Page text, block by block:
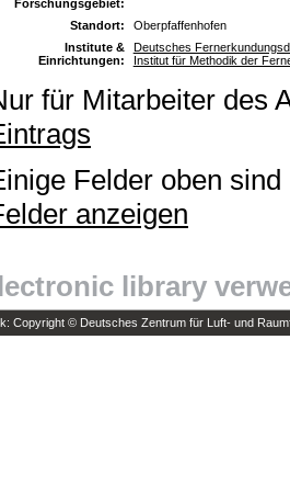
Forschungsgebiet:
Standort:
Oberpfaffenhofen
Institute &
Einrichtungen:
Deutsches
Institut für Methodik der
für Mitarbeiter des
Felder oben
anzeigen
library
Copyright © Deutsches Zentrum für Luft- und